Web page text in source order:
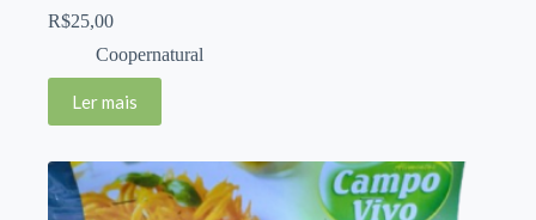
R$25,00
Coopernatural
Ler mais